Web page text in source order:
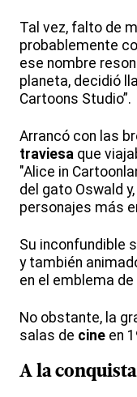
Tal vez, falto de
probablemente
ese nombre
planeta, decidió
Cartoons Studio”.
Arrancó con las
traviesa que
"Alice in
del gato Oswald
personajes más
Su inconfundible
y también
en el emblema
No obstante, la
salas de cine en
A la